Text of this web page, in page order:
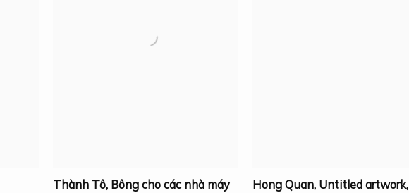
Thành Tô, Bông cho các nhà máy
Hong Quan, Untitled artwork,